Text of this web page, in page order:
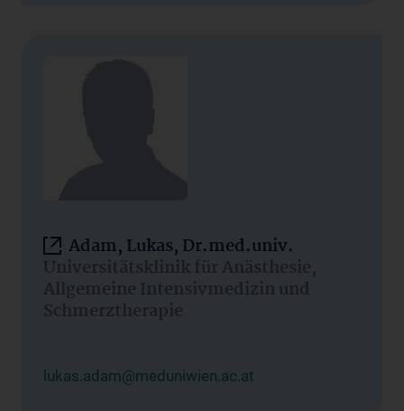
Adam, Lukas, Dr.med.univ.
Universitätsklinik für Anästhesie,
Allgemeine Intensivmedizin und
Schmerztherapie
lukas.adam@meduniwien.ac.at